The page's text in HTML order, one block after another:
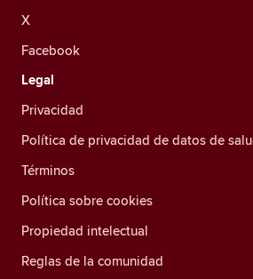
X
Facebook
Legal
Privacidad
Política de privacidad de datos de
Términos
Política sobre cookies
Propiedad intelectual
Reglas de la comunidad